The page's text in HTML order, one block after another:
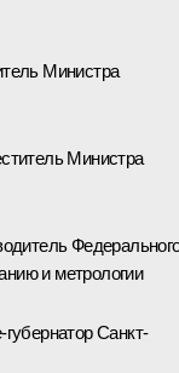
Министра
Министра
и метрологии
Санкт-